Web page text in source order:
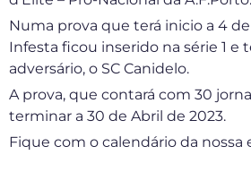
Numa prova que terá inicio a 4
Infesta ficou inserido na série 1 e
adversário, o SC Canidelo.
A prova, que contará com 30
terminar a 30 de Abril de 2023.
Fique com o calendário da nossa